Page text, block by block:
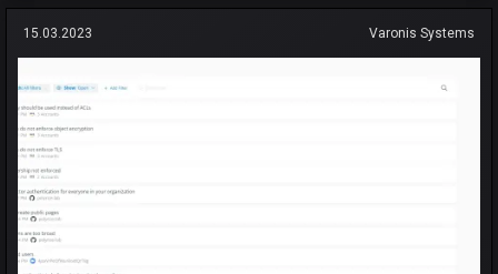
15.03.2023 Varonis Systems